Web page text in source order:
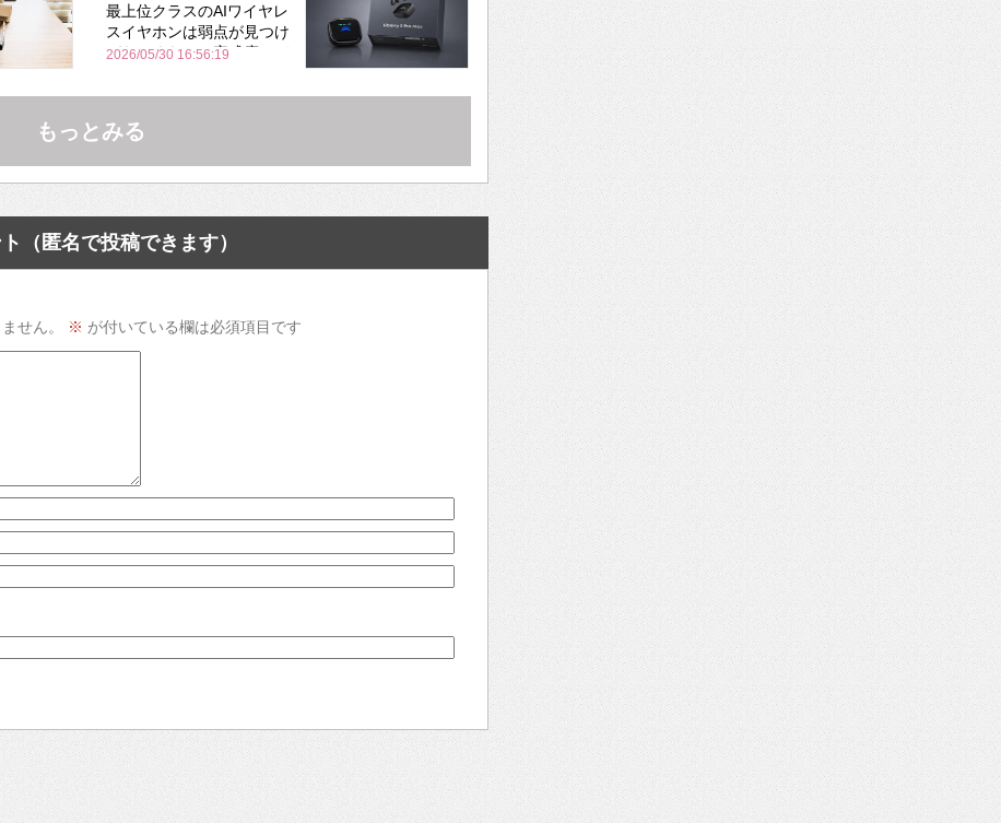
最上位クラスのAIワイヤレ
スイヤホンは弱点が見つけ
づらいくらいの完成度にび
Bose並み
2026/05/30 16:56:19
もっとみる
（匿名で投稿できます）
せん。 ※ が付いている欄は必須項目です